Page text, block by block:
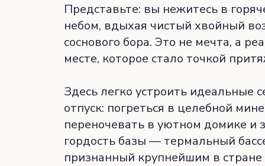
Представьте: вы нежитесь в
небом, вдыхая чистый хвойный
соснового бора. Это не мечта, а
месте, которое стало точкой
Здесь легко устроить
отпуск: погреться в целебной
переночевать в уютном домике и
гордость базы — термальный
признанный крупнейшим в